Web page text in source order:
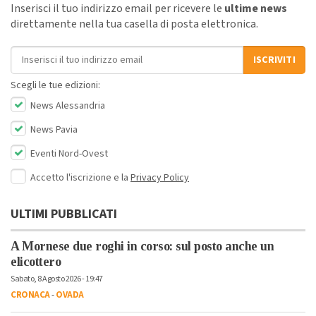
Inserisci il tuo indirizzo email per ricevere le ultime news
direttamente nella tua casella di posta elettronica.
Indirizzo email
ISCRIVITI
Scegli le tue edizioni:
News Alessandria
News Pavia
Eventi Nord-Ovest
Accetto l'iscrizione e la Privacy Policy
ULTIMI PUBBLICATI
A Mornese due roghi in corso: sul posto anche un
elicottero
Sabato, 8 Agosto 2026 - 19:47
CRONACA-OVADA